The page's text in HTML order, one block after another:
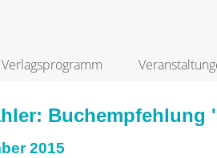
Verlagsprogramm
2015